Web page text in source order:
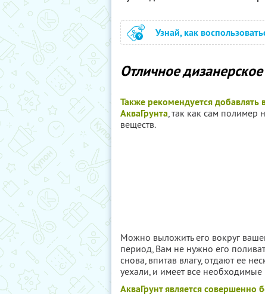
Узнай, как
Отличное
Также рекомендуется
АкваГрунта, так как сам полимер
веществ.
Можно выложить его вокруг
период, Вам не нужно его
снова, впитав влагу, отдают ее
уехали, и имеет все
АкваГрунт является совершенно